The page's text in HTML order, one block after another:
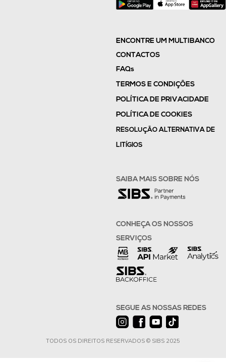
ENCONTRE UM MULTIBANCO
CONTACTOS
FAQs
TERMOS E CONDIÇÕES
POLÍTICA DE PRIVACIDADE
POLÍTICA DE COOKIES
RESOLUÇÃO ALTERNATIVA DE
LITÍGIOS
SAIBA MAIS SOBRE NÓS
CONHEÇA OS NOSSOS
SERVIÇOS
SEGUE AS NOSSAS REDES
TODOS OS DIREITOS RESERVADOS © SIBS 2025